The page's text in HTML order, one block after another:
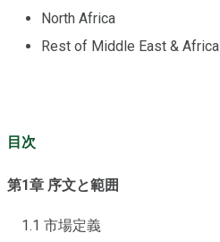
North Africa
Rest of Middle East & Africa
目次
第1章 序文と範囲
1.1 市場定義